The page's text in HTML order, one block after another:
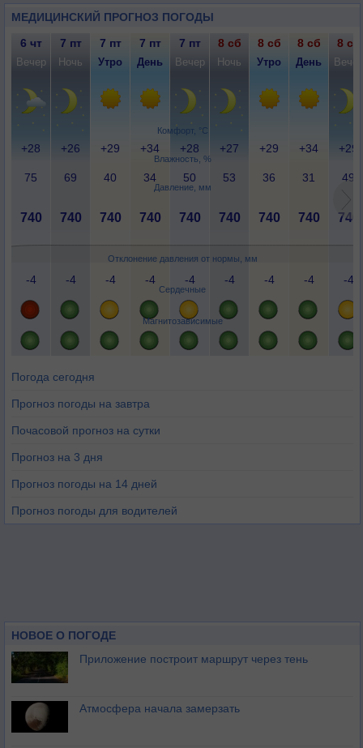
МЕДИЦИНСКИЙ ПРОГНОЗ ПОГОДЫ
Комфорт, °C
Влажность, %
Давление, мм
Отклонение давления от нормы, мм
Сердечные
Магнитозависимые
6 чт 7 пт 7 пт 7 пт 7 пт 8 сб 8 сб 8 сб 8 сб
Вечер Ночь Утро День Вечер Ночь Утро День Вечер
+28 +26 +29 +34 +28 +27 +29 +34 +29
75 69 40 34 50 53 36 31 49
740 740 740 740 740 740 740 740 740
-4 -4 -4 -4 -4 -4 -4 -4 -4
Погода сегодня
Прогноз погоды на завтра
Почасовой прогноз на сутки
Прогноз на 3 дня
Прогноз погоды на 14 дней
Прогноз погоды для водителей
НОВОЕ О ПОГОДЕ
Приложение построит маршрут через тень
Атмосфера начала замерзать